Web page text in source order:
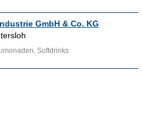
GmbH & Co. KG
Softdrinks